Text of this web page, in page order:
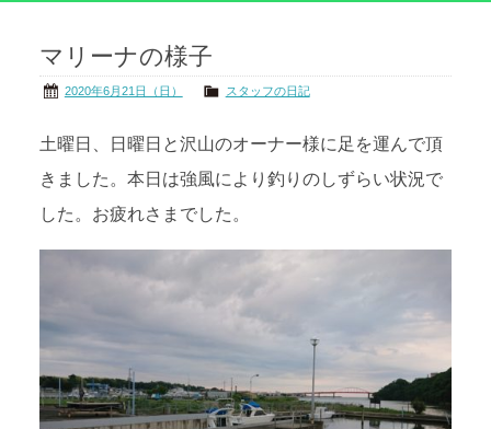
茨城の海
会社概要 リンク
マリーナの様子
2020年6月21日（日） スタッフの日記
土曜日、日曜日と沢山のオーナー様に足を運んで頂
きました。本日は強風により釣りのしずらい状況で
した。お疲れさまでした。